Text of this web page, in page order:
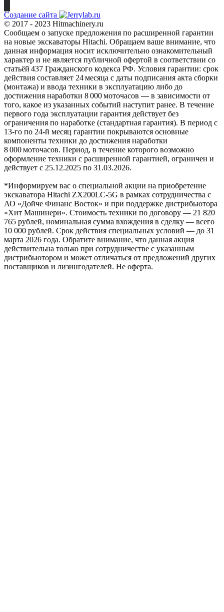
Создание сайта
© 2017 - 2023 Hitmachinery.ru
Сообщаем о запуске предложения по расширенной гарантии
на новые экскаваторы Hitachi. Обращаем ваше внимание, что
данная информация носит исключительно ознакомительный
характер и не является публичной офертой в соответствии со
статьёй 437 Гражданского кодекса РФ. Условия гарантии: срок
действия составляет 24 месяца с даты подписания акта сборки
(монтажа) и ввода техники в эксплуатацию либо до
достижения наработки 8 000 моточасов — в зависимости от
того, какое из указанных событий наступит ранее. В течение
первого года эксплуатации гарантия действует без
ограничения по наработке (стандартная гарантия). В период с
13‑го по 24‑й месяц гарантии покрываются основные
компоненты техники до достижения наработки
8 000 моточасов. Период, в течение которого возможно
оформление техники с расширенной гарантией, ограничен и
действует с 25.12.2025 по 31.03.2026.
*Информируем вас о специальной акции на приобретение
экскаватора Hitachi ZX200LC-5G в рамках сотрудничества с
АО «Дойче Финанс Восток» и при поддержке дистрибьютора
«Хит Машинери». Стоимость техники по договору — 21 820
765 рублей, номинальная сумма вхождения в сделку — всего
10 000 рублей. Срок действия специальных условий — до 31
марта 2026 года. Обратите внимание, что данная акция
действительна только при сотрудничестве с указанным
дистрибьютором и может отличаться от предложений других
поставщиков и лизингодателей. Не оферта.